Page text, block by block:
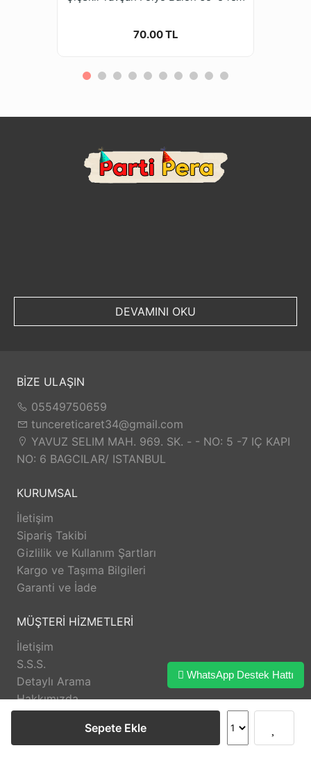
Sepete Ekle
70.00 TL
DEVAMINI OKU
BİZE ULAŞIN
05549750659
tuncereticaret34@gmail.com
YAVUZ SELIM MAH. 969. SK. - - NO: 5 -7 IÇ KAPI
NO: 6 BAGCILAR/ ISTANBUL
KURUMSAL
İletişim
Sipariş Takibi
Gizlilik ve Kullanım Şartları
Kargo ve Taşıma Bilgileri
Garanti ve İade
MÜŞTERİ HİZMETLERİ
İletişim
S.S.S.
Detaylı Arama
Hakkımızda
Anasayfa Üye Girişi Sipariş Takibi İletişim
WhatsApp Destek Hattı